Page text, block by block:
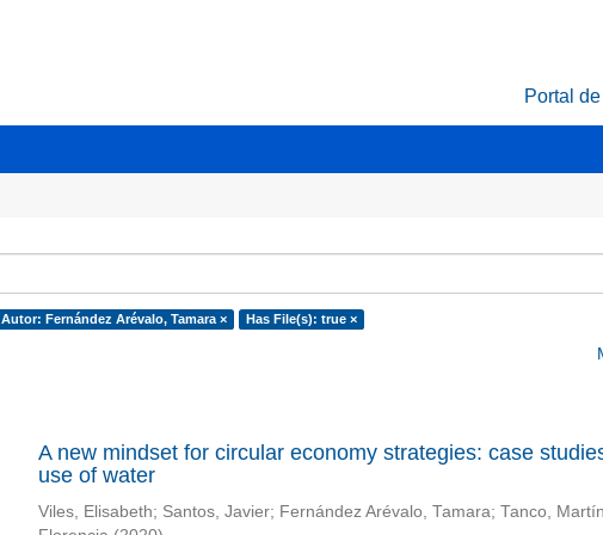
Portal
Autor: Fernández Arévalo, Tamara × Has File(s): true ×
A new mindset for circular economy strategies: case
use of water
Viles, Elisabeth; Santos, Javier; Fernández Arévalo, Tamara; Tanco, Martín